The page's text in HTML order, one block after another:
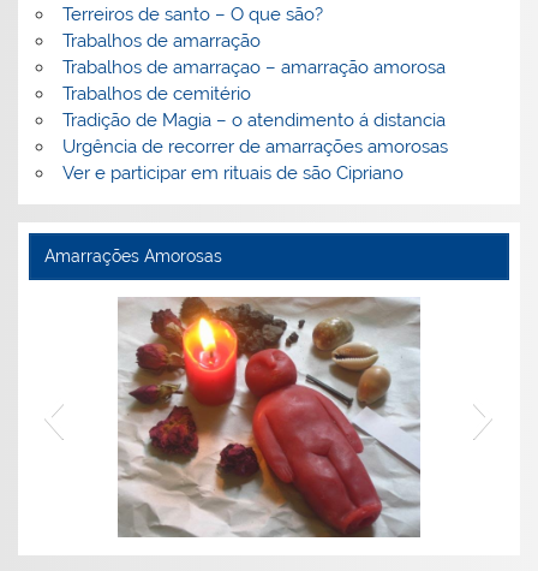
Terreiros de santo – O que são?
Trabalhos de amarração
Trabalhos de amarraçao – amarração amorosa
Trabalhos de cemitério
Tradição de Magia – o atendimento á distancia
Urgência de recorrer de amarrações amorosas
Ver e participar em rituais de são Cipriano
Amarrações Amorosas
Perguntas frequentes sobre amarrações